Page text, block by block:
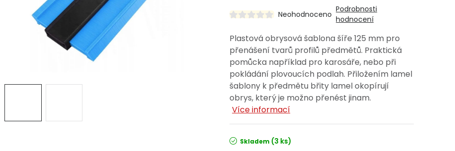
Neohodnoceno
Podrobnosti
hodnocení
Plastová obrysová šablona šíře 125 mm pro
přenášení tvarů profilů předmětů. Praktická
pomůcka například pro karosáře, nebo při
pokládání plovoucích podlah. Přiložením lamel
šablony k předmětu břity lamel okopírují
obrys, který je možno přenést jinam.
Více informací
Skladem (3 ks)